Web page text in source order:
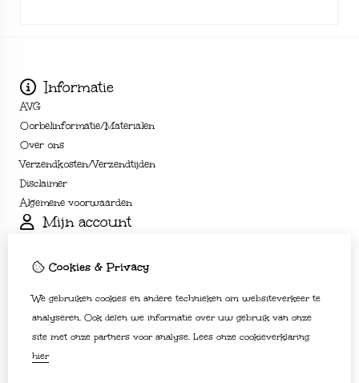
Informatie
AVG
Oorbelinformatie/Materialen
Over ons
Verzendkosten/Verzendtijden
Disclaimer
Algemene voorwaarden
Mijn account
Bestelhistorie
Nieuwsbrief
Klantenservice
Contact
Sitemap
Cookies & Privacy
We gebruiken cookies en andere technieken om websiteverkeer te
analyseren. Ook delen we informatie over uw gebruik van onze
site met onze partners voor analyse. Lees onze cookieverklaring
hier